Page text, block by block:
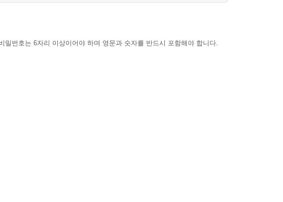
넷 서비스
의와 가입 신청 양식에의 기재를 통하여 회원으로 등록 가입한
원의 비밀 보호를 위하여 회원 등록 가입자가 회원 ID와 함께
는 친권자인 부모 등 보호인이 동의하는 것으로 간주합니다.
가 승인함으로써 성립합니다.
회가 요청하는 개인 신상 정보를 제공하여야 합니다.
신상 정보를 지정하는 방법으로 기재 신청하여야 합니다.
회원들의 것과 중복되지 않아야 하며, 그 의미가 미풍양속을
라 제공한 경우 서비스를 이용할 수 있는 회원으로 승인됩니다.
밀번호는 6자리 이상이어야 하며 영문과 숫자를 반드시 포함해야 합니다.